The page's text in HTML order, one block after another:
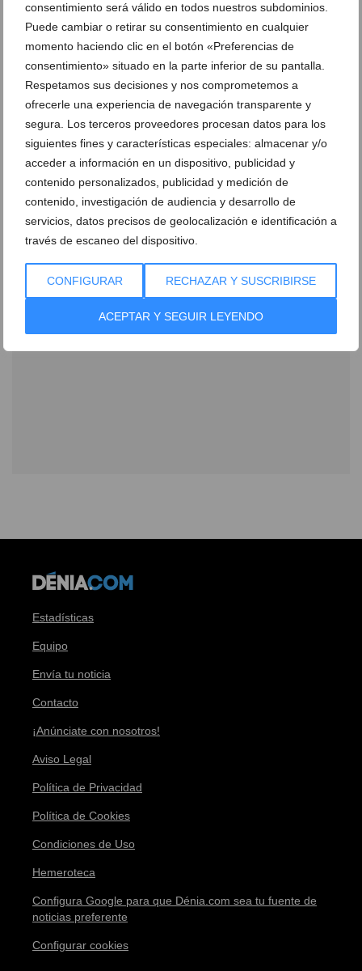
consentimiento será válido en todos nuestros subdominios.
Puede cambiar o retirar su consentimiento en cualquier
momento haciendo clic en el botón «Preferencias de
consentimiento» situado en la parte inferior de su pantalla.
Respetamos sus decisiones y nos comprometemos a
ofrecerle una experiencia de navegación transparente y
segura. Los terceros proveedores procesan datos para los
siguientes fines y características especiales: almacenar y/o
acceder a información en un dispositivo, publicidad y
contenido personalizados, publicidad y medición de
contenido, investigación de audiencia y desarrollo de
servicios, datos precisos de geolocalización e identificación a
través de escaneo del dispositivo.
CONFIGURAR RECHAZAR Y SUSCRIBIRSE
ACEPTAR Y SEGUIR LEYENDO
Ver promociones
Ver sorteos
Estadísticas
Equipo
Envía tu noticia
Contacto
¡Anúnciate con nosotros!
Aviso Legal
Política de Privacidad
Política de Cookies
Condiciones de Uso
Hemeroteca
Configura Google para que Dénia.com sea tu fuente de
noticias preferente
Configurar cookies